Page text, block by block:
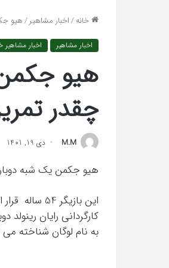
خانه/اخبار مشاهیر/هیو جکمن
اخبار مشاهیر اخبار مشاهیر
چقدر
M.M دی 19, 1401
هیو جکمن یک شبه
به نام لوگان شناخته
رابطه